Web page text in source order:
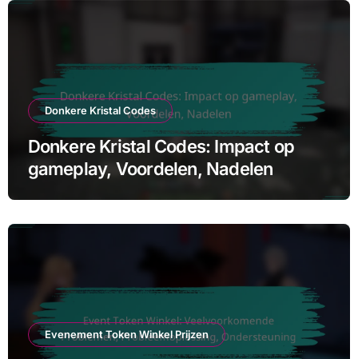
Donkere Kristal Codes
Donkere Kristal Codes: Impact op
gameplay, Voordelen, Nadelen
Evenement Token Winkel Prijzen